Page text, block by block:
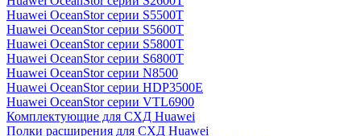
Huawei OceanStor серии S5500T
Huawei OceanStor серии S5600T
Huawei OceanStor серии S5800T
Huawei OceanStor серии S6800T
Huawei OceanStor серии N8500
Huawei OceanStor серии HDP3500E
Huawei OceanStor серии VTL6900
Комплектующие для СХД Huawei
Полки расширения для СХД Huawei